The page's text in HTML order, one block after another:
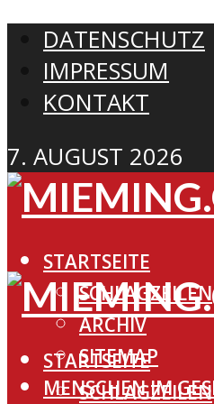
DATENSCHUTZ
IMPRESSUM
KONTAKT
7. AUGUST 2026
STARTSEITE
SCHLAGZEILEN
ARCHIV
SITEMAP
MENSCHEN IM
STARTSEITE
SCHLAGZEILEN